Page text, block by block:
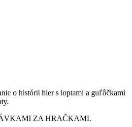
o histórii hier s loptami a guľôčkami
ZA HRAČKAMI.